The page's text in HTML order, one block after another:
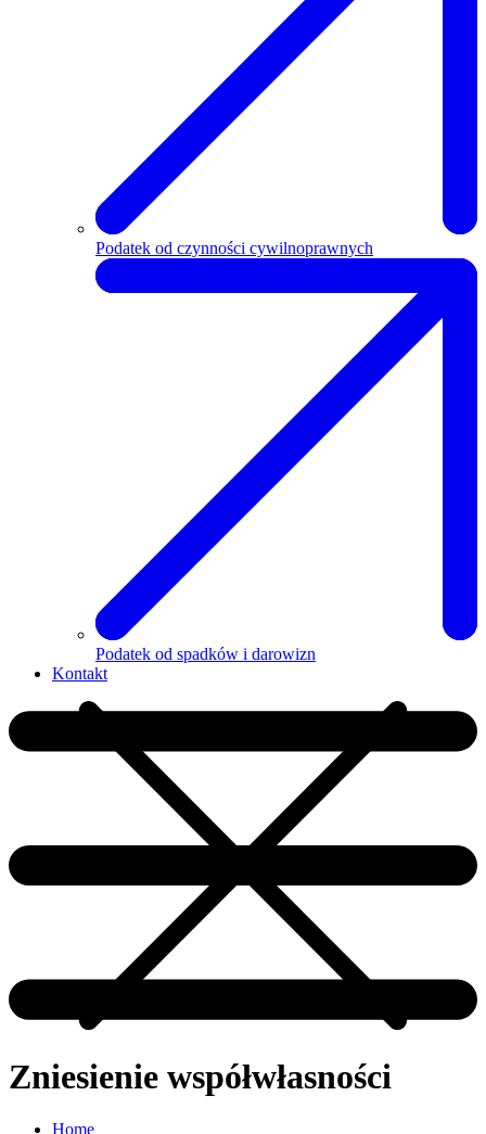
Podatek od czynności cywilnoprawnych
Podatek od spadków i darowizn
Kontakt
Zniesienie współwłasności
Home